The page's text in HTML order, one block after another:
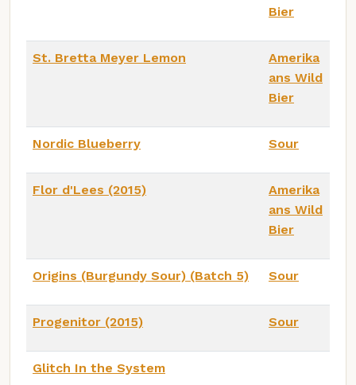
Bier
St. Bretta Meyer Lemon
Amerika
ans Wild
Bier
Nordic Blueberry Sour
Flor d'Lees (2015)
Amerika
ans Wild
Bier
Origins (Burgundy Sour) (Batch 5) Sour
Progenitor (2015) Sour
Glitch In the System